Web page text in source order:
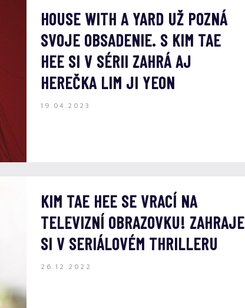
HOUSE WITH A YARD UŽ POZNÁ
SVOJE OBSADENIE. S KIM TAE
HEE SI V SÉRII ZAHRÁ AJ
HEREČKA LIM JI YEON
19.04.2023
KIM TAE HEE SE VRACÍ NA
TELEVIZNÍ OBRAZOVKU! ZAHRAJE
SI V SERIÁLOVÉM THRILLERU
26.12.2022